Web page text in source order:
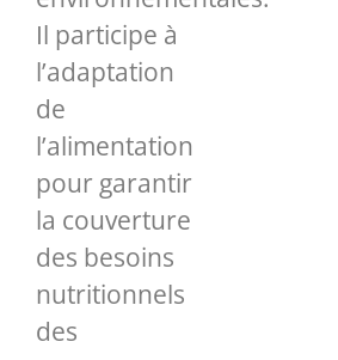
Il participe à
l’adaptation
de
l’alimentation
pour garantir
la couverture
des besoins
nutritionnels
des